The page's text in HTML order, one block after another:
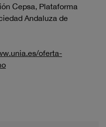
Cepsa, Plataforma
Andaluza de
oferta-